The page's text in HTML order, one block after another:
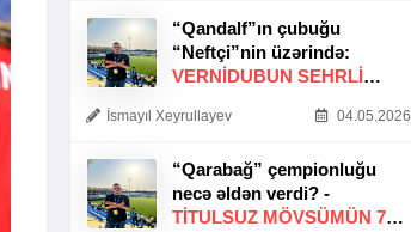
“Qandalf”ın çubuğu
“Neftçi”nin üzərində:
VERNİDUBUN SEHRLİ
İsmayıl Xeyrullayev 04.05.2026
“Qarabağ” çempionluğu
necə əldən verdi? -
TITULSUZ MÖVSÜMÜN 7